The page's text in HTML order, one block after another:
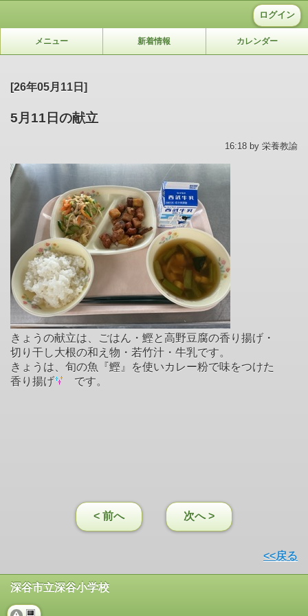
ログイン
メニュー 新着情報 カレンダー
[26年05月11日]
5月11日の献立
16:18 by 栄養教諭
きょうの献立は、ごはん・鰹と高野豆腐の香り揚げ・
切り干し大根の和え物・若竹汁・牛乳です。
きょうは、旬の魚『鰹』を使いカレー粉で味をつけた
香り揚げ
です。
< 前へ 次へ >
<<戻る
深谷市立深谷小学校